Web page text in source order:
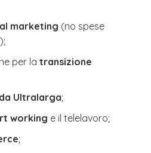
marketing (no spese
per la transizione
Ultralarga;
working e il telelavoro;
;